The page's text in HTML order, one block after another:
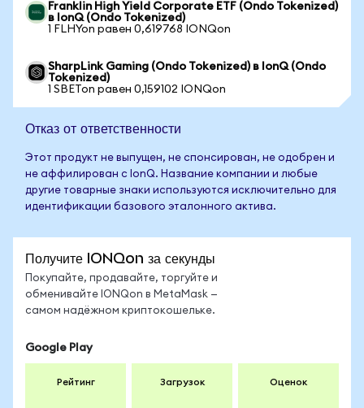
Franklin High Yield Corporate ETF (Ondo Tokenized)
в IonQ (Ondo Tokenized)
1 FLHYon равен 0,619768 IONQon
SharpLink Gaming (Ondo Tokenized) в IonQ (Ondo
Tokenized)
1 SBETon равен 0,159102 IONQon
Отказ от ответственности
Этот продукт не выпущен, не спонсирован, не одобрен и
не аффилирован с IonQ. Название компании и любые
другие товарные знаки используются исключительно для
идентификации базового эталонного актива.
Получите IONQon за секунды
Покупайте, продавайте, торгуйте и
обменивайте IONQon в MetaMask —
самом надёжном криптокошельке.
Google Play
Рейтинг Загрузок Оценок